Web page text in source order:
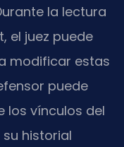
la lectura
el juez puede
modificar estas
puede
los vínculos del
historial